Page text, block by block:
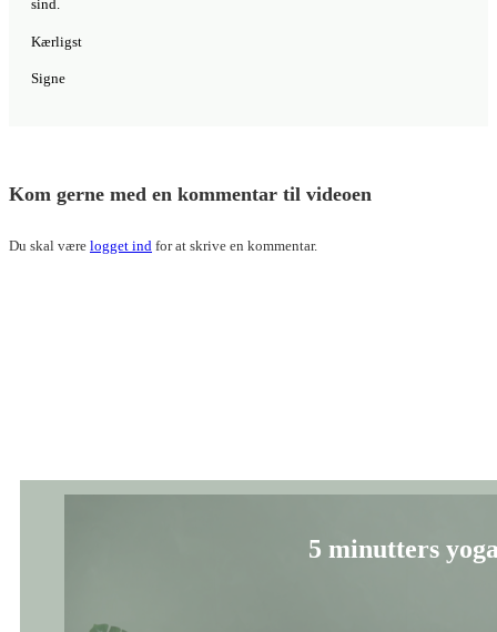
sind.
Kærligst
Signe
Kom gerne med en kommentar til videoen
Du skal være logget ind for at skrive en kommentar.
5 minutters